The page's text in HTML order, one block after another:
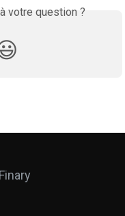
votre question ?